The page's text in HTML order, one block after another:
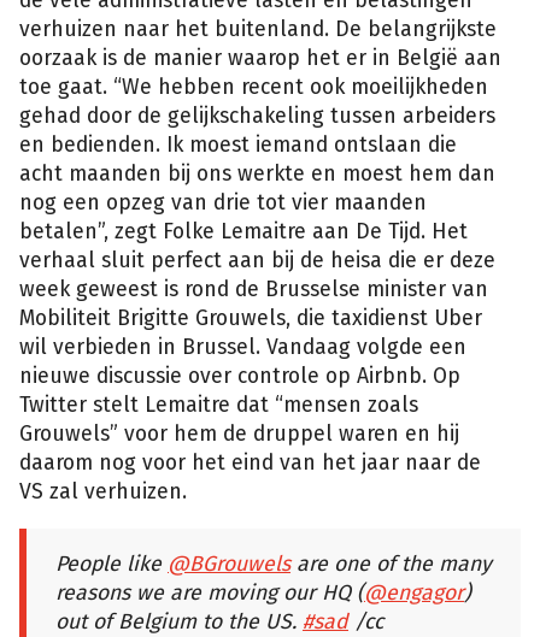
verhuizen naar het buitenland. De belangrijkste
oorzaak is de manier waarop het er in België aan
toe gaat. “We hebben recent ook moeilijkheden
gehad door de gelijkschakeling tussen arbeiders
en bedienden. Ik moest iemand ontslaan die
acht maanden bij ons werkte en moest hem dan
nog een opzeg van drie tot vier maanden
betalen”, zegt Folke Lemaitre aan De Tijd. Het
verhaal sluit perfect aan bij de heisa die er deze
week geweest is rond de Brusselse minister van
Mobiliteit Brigitte Grouwels, die taxidienst Uber
wil verbieden in Brussel. Vandaag volgde een
nieuwe discussie over controle op Airbnb. Op
Twitter stelt Lemaitre dat “mensen zoals
Grouwels” voor hem de druppel waren en hij
daarom nog voor het eind van het jaar naar de
VS zal verhuizen.
People like @BGrouwelsare one of the many
reasons we are moving our HQ (@engagor)
out of Belgium to the US. #sad/cc